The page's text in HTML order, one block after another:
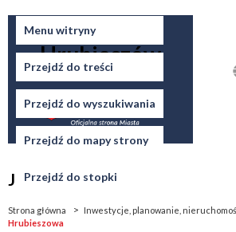
Menu witryny
Przejdź do treści
Przejdź do wyszukiwania
Przejdź do mapy strony
Przejdź do stopki
Miasto
Hrubieszów
Jesteś tutaj
Strona główna Inwestycje, planowanie,
Hrubieszowa